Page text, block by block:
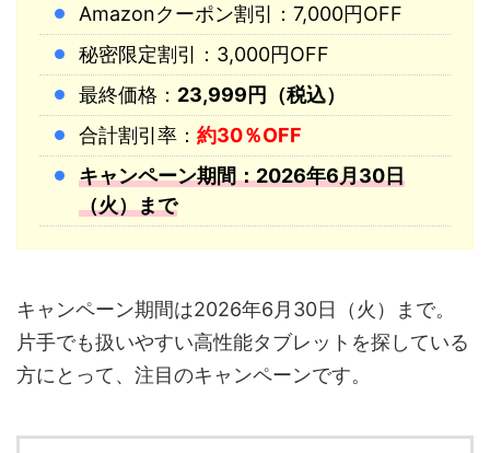
Amazonクーポン割引：7,000円OFF
秘密限定割引：3,000円OFF
最終価格： 23,999円（税込）
合計割引率： 約30％OFF
キャンペーン期間：2026年6月30日
（火）まで
キャンペーン期間は2026年6月30日（火）まで。
片手でも扱いやすい高性能タブレットを探している
方にとって、注目のキャンペーンです。